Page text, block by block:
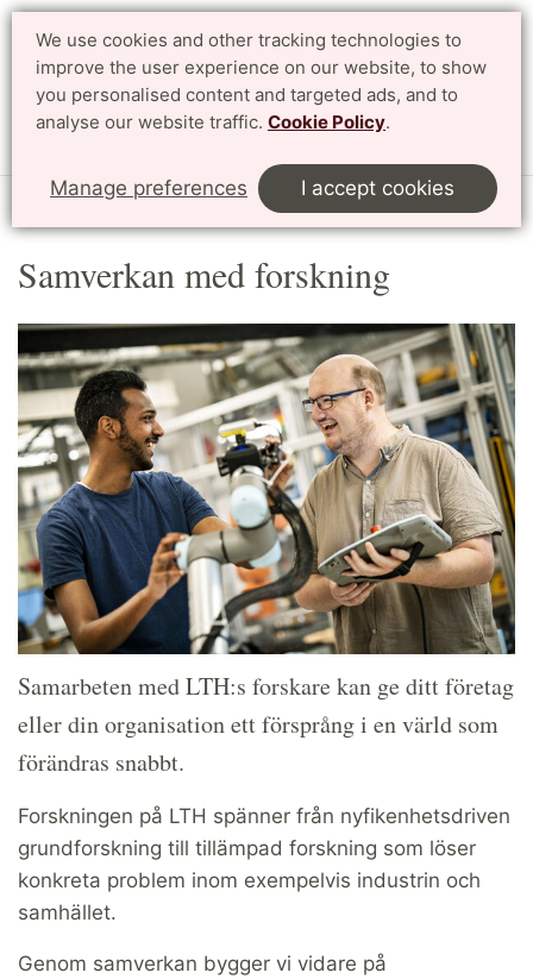
We use cookies and other tracking technologies to
improve the user experience on our website, to show
you personalised content and targeted ads, and to
analyse our website traffic. Cookie Policy.
Manage preferences I accept cookies
Search Svenska
Start Samverkan Samverkan med forskning
Samverkan med forskning
Samarbeten med LTH:s forskare kan ge ditt företag
eller din organisation ett försprång i en värld som
förändras snabbt.
Forskningen på LTH spänner från nyfikenhetsdriven
grundforskning till tillämpad forskning som löser
konkreta problem inom exempelvis industrin och
samhället.
Genom samverkan bygger vi vidare på